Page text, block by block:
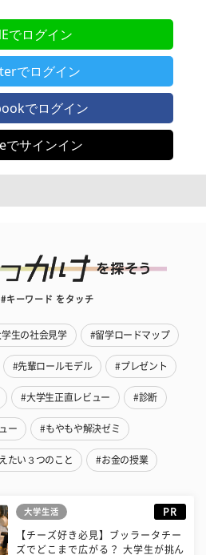
でログイン
でログイン
でログイン
でサインイン
キーワード をタッチ
学生の社会見学 #留学ロードマップ
#先輩ロールモデル #プレゼント
#大学生正直レビュー #診断
ー #もやもや解決ゼミ
たい３つのこと #お金の授業
大学生活 PR
【チーズ好き必見】ブッラータチー
ズでどこまで広がる？ 大学生が挑ん